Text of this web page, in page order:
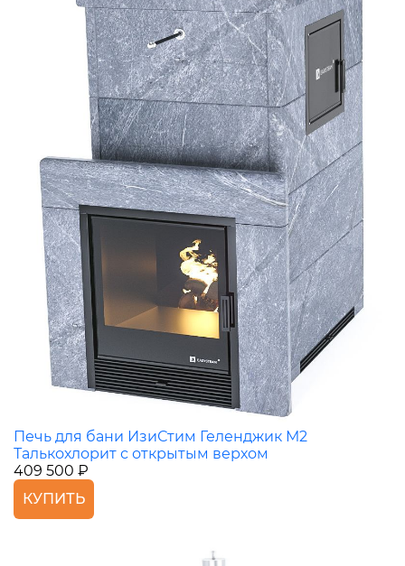
Печь для бани ИзиСтим Геленджик М2
Талькохлорит с открытым верхом
409 500 ₽
КУПИТЬ